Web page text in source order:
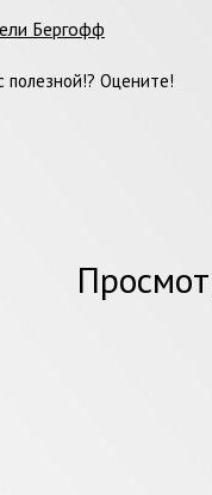
Бергофф
Оцените!